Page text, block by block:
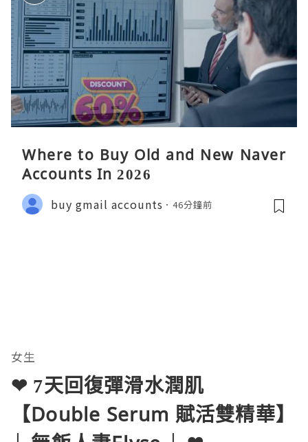
Where to Buy Old and New Naver
Accounts In 2026
buy gmail accounts 46分鐘前
女生
❤ 7天回復彈滑水潤肌
【Double Serum 賦活雙精華】